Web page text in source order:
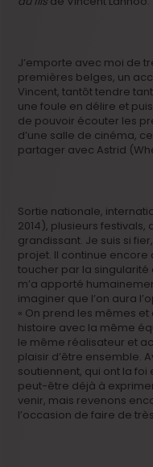
J’emporte avec moi de
premières belges, un
Vincent, tantôt tendre
une foule en délire et
de pouvoir écouter les
d’une salle de cinéma,
partager avec Astrid
Sortie nationale,
2014), plusieurs festivals,
grandissant. Je suis si
projet. Il continue encore
toucher par la singularité
m’a apporté
imaginer que l’on aura
« On prend les mêmes
histoire avec la même
le même réalisateur et
plaisir d’être ensemble.
soutiennent, qui ont la foi
peut-être déjà à
venir, mais revenons
l’occasion de faire de